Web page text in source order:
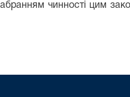
чинності цим